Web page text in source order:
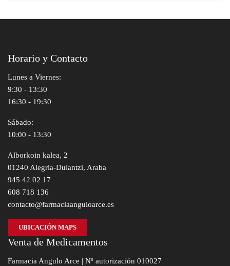
Horario y Contacto
Lunes a Viernes:
9:30 - 13:30
16:30 - 19:30
Sábado:
10:00 - 13:30
Alborkoin kalea, 2
01240 Alegria-Dulantzi, Araba
945 42 02 17
608 718 136
contacto@farmaciaanguloarce.es
UBICACIÓN MAPS
Venta de Medicamentos
Farmacia Angulo Arce | Nº autorización 010027